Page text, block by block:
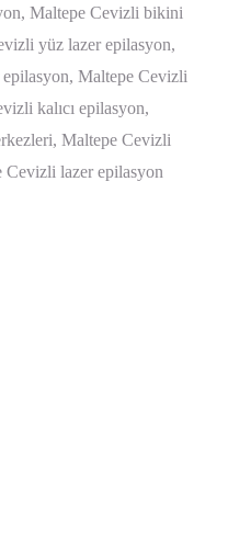
Maltepe Cevizli bikini
yüz lazer epilasyon,
Maltepe Cevizli
kalıcı epilasyon,
Maltepe Cevizli
Cevizli lazer epilasyon